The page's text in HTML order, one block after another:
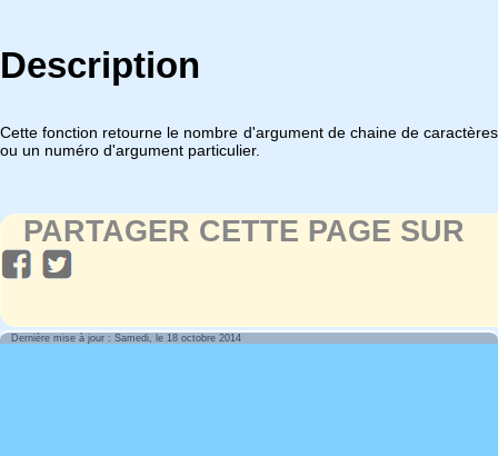
Description
Cette fonction retourne le nombre d'argument de chaine de caractères
ou un numéro d'argument particulier.
PARTAGER CETTE PAGE SUR
Dernière mise à jour : Samedi, le 18 octobre 2014